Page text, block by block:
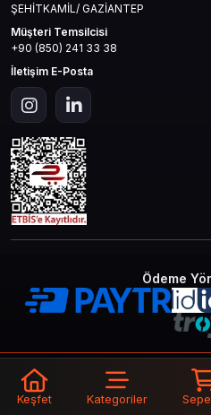
Keşfet Kategoriler
ŞEHİTKAMİL/ GAZİANTEP
Müşteri Temsilcisi
+90 (850) 241 33 38
İletişim E-Posta
Ödeme
© 2026
Saklıdır.
Bir